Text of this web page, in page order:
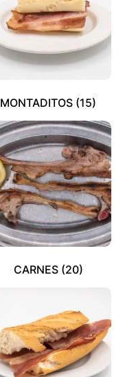
MONTADITOS (15)
CARNES (20)